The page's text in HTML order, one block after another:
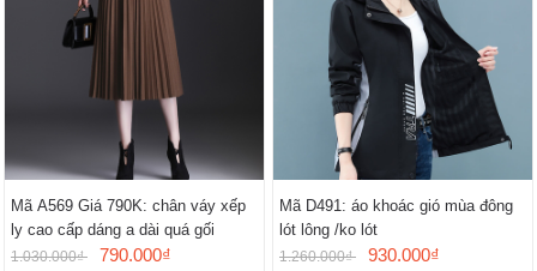
Mã A569 Giá 790K: chân váy xếp
ly cao cấp dáng a dài quá gối
1.030.000₫ 790.000₫
Mã D491: áo khoác gió mùa đông
lót lông /ko lót
1.260.000₫ 930.000₫